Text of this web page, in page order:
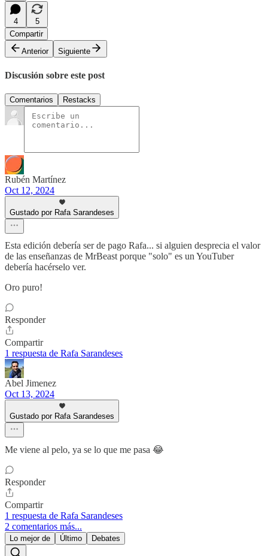
4
5
Compartir
Anterior
Siguiente
Discusión sobre este post
Comentarios Restacks
Rubén Martínez
Oct 12, 2024
Gustado por Rafa Sarandeses
Esta edición debería ser de pago Rafa... si alguien desprecia el valor
de las enseñanzas de MrBeast porque "solo" es un YouTuber
debería hacérselo ver.
Oro puro!
Responder
Compartir
1 respuesta de Rafa Sarandeses
Abel Jimenez
Oct 13, 2024
Gustado por Rafa Sarandeses
Me viene al pelo, ya se lo que me pasa 😂
Responder
Compartir
1 respuesta de Rafa Sarandeses
2 comentarios más...
Lo mejor de Último Debates